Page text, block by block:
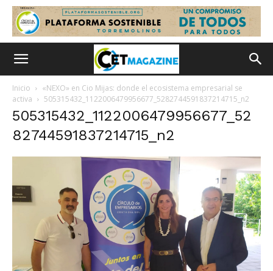
Inicio
«NEXO» en Cio Mijas: donde el ecosistema empresarial se
activa
505315432_1122006479956677_5282744591837214715_n2
505315432_1122006479956677_52
82744591837214715_n2